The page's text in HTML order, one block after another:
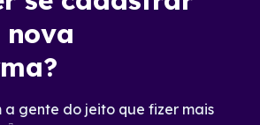
nova
a gente do jeito que fizer mais